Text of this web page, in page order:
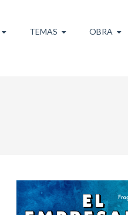
TEMAS OBRA